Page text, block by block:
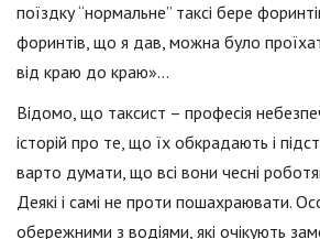
поїздку “нормальне” таксі бере
форинтів, що я дав, можна було
від краю до краю»…
Відомо, що таксист – професія
історій про те, що їх обкрадають і
варто думати, що всі вони чесні
Деякі і самі не проти пошахраювати.
обережними з водіями, які очікують